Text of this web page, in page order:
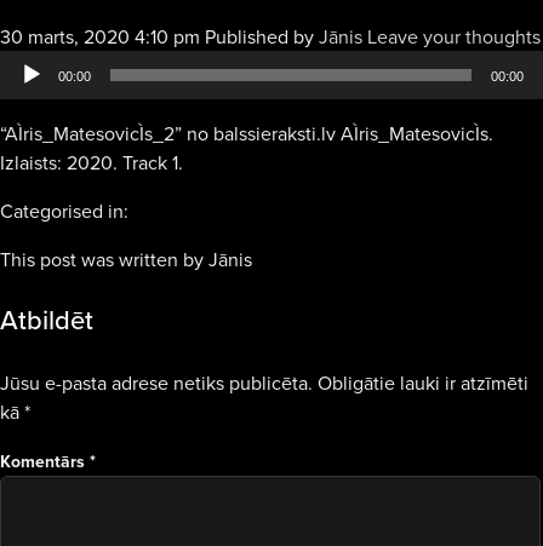
30 marts, 2020 4:10 pm Published byJānis Leave your thoughts
00:00 00:00
“AÌris_MatesovicÌs_2” no balssieraksti.lv AÌris_MatesovicÌs.
Izlaists: 2020. Track 1.
Categorised in:
This post was written by Jānis
Atbildēt
Jūsu e-pasta adrese netiks publicēta. Obligātie lauki ir atzīmēti
kā*
Komentārs *